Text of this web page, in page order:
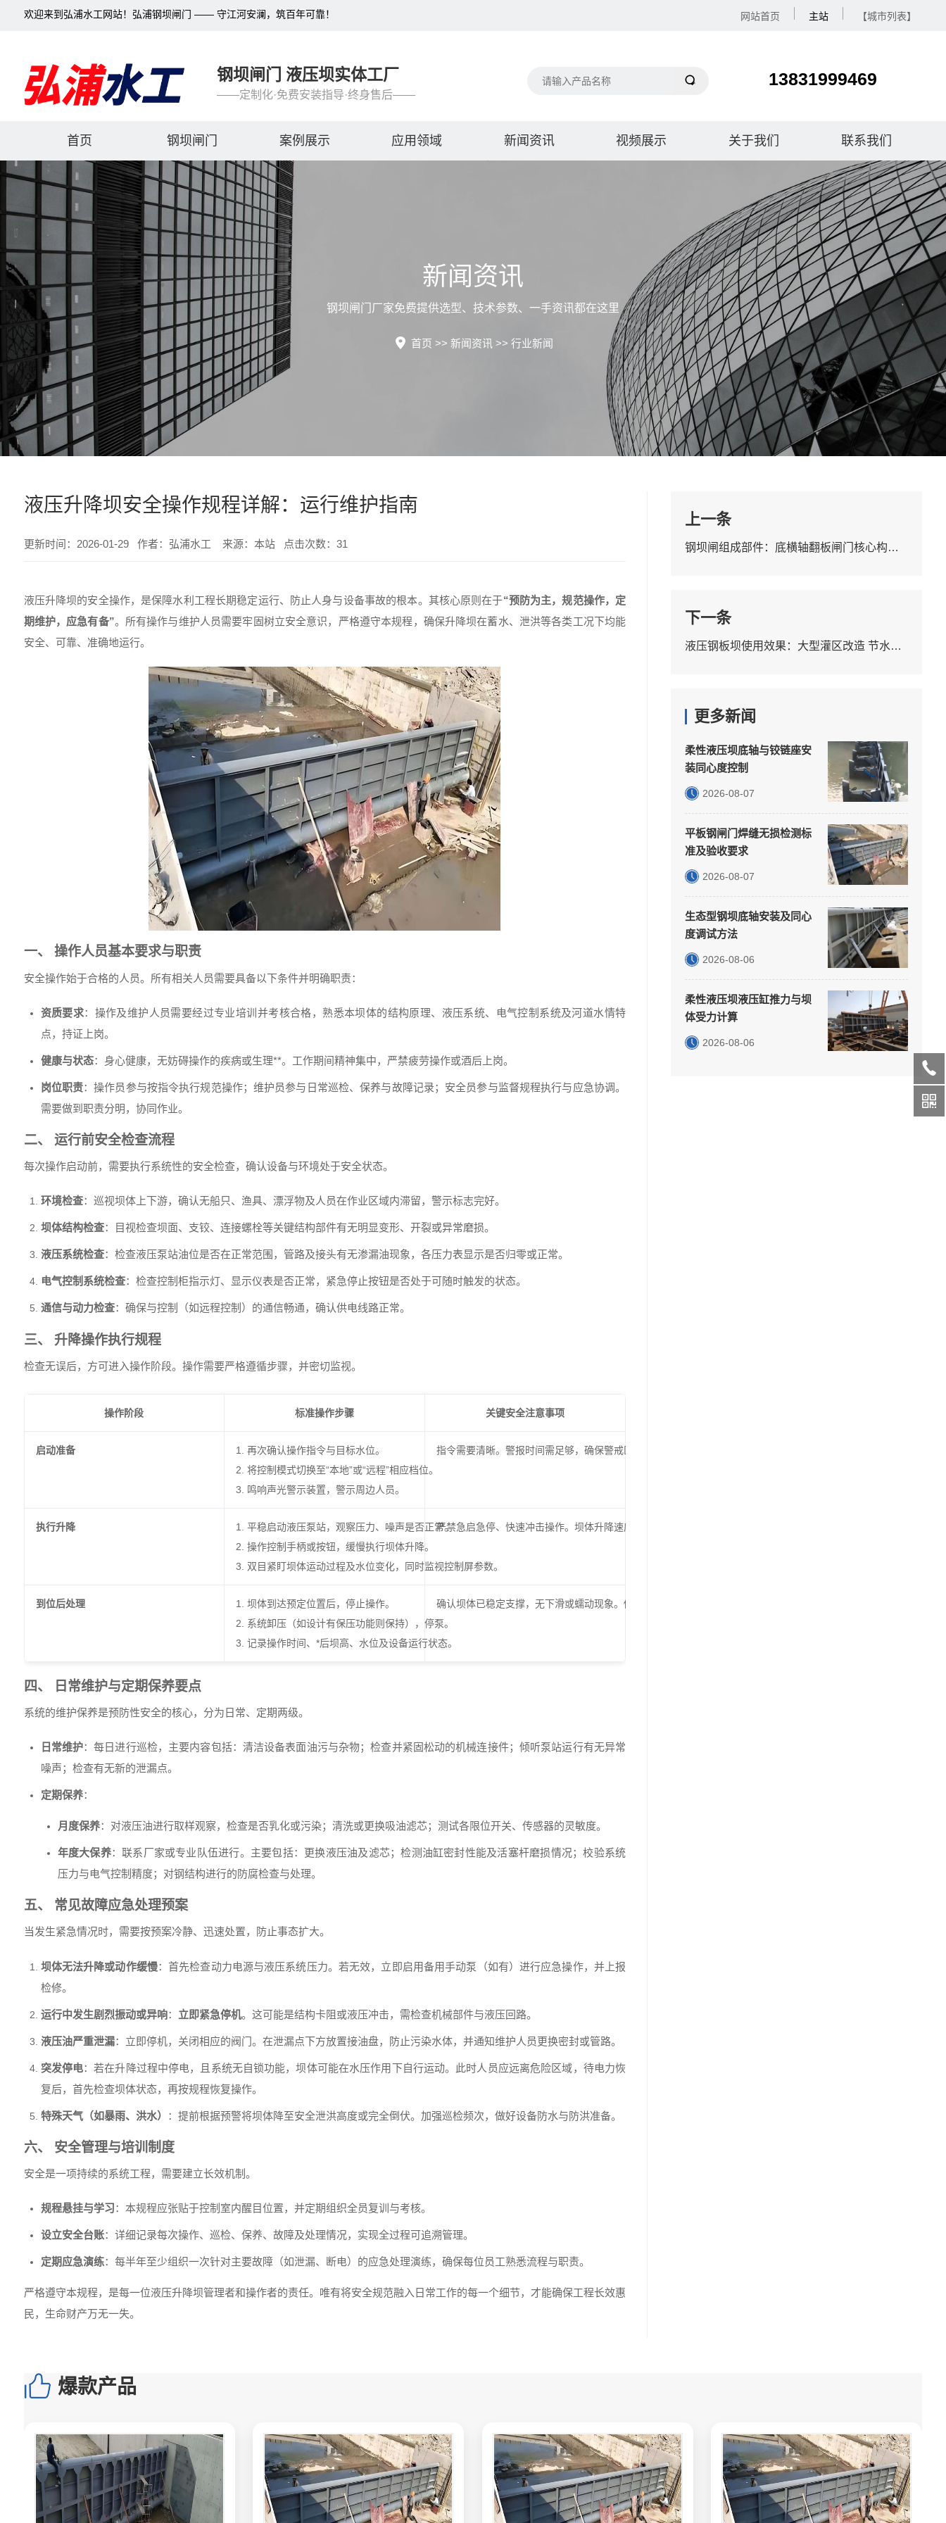
欢迎来到弘浦水工网站！弘浦钢坝闸门 —— 守江河安澜，筑百年可靠！ 网站首页 主站 【城市列表】
钢坝闸门 液压坝实体工厂
——定制化·免费安装指导·终身售后——
13831999469
首页 钢坝闸门 案例展示 应用领域 新闻资讯 视频展示 关于我们 联系我们
新闻资讯
钢坝闸门厂家免费提供选型、技术参数、一手资讯都在这里
首页 >> 新闻资讯 >> 行业新闻
液压升降坝安全操作规程详解：运行维护指南
更新时间：2026-01-29 作者：弘浦水工 来源：本站 点击次数：31
液压升降坝的安全操作，是保障水利工程长期稳定运行、防止人身与设备事故的根本。其核心原则在于“预防为主，规范操作，定
期维护，应急有备”。所有操作与维护人员需要牢固树立安全意识，严格遵守本规程，确保升降坝在蓄水、泄洪等各类工况下均能
安全、可靠、准确地运行。
一、 操作人员基本要求与职责
安全操作始于合格的人员。所有相关人员需要具备以下条件并明确职责：
资质要求：操作及维护人员需要经过专业培训并考核合格，熟悉本坝体的结构原理、液压系统、电气控制系统及河道水情特
点，持证上岗。
健康与状态：身心健康，无妨碍操作的疾病或生理**。工作期间精神集中，严禁疲劳操作或酒后上岗。
岗位职责：操作员参与按指令执行规范操作；维护员参与日常巡检、保养与故障记录；安全员参与监督规程执行与应急协调。
需要做到职责分明，协同作业。
二、 运行前安全检查流程
每次操作启动前，需要执行系统性的安全检查，确认设备与环境处于安全状态。
环境检查：巡视坝体上下游，确认无船只、渔具、漂浮物及人员在作业区域内滞留，警示标志完好。
坝体结构检查：目视检查坝面、支铰、连接螺栓等关键结构部件有无明显变形、开裂或异常磨损。
液压系统检查：检查液压泵站油位是否在正常范围，管路及接头有无渗漏油现象，各压力表显示是否归零或正常。
电气控制系统检查：检查控制柜指示灯、显示仪表是否正常，紧急停止按钮是否处于可随时触发的状态。
通信与动力检查：确保与控制（如远程控制）的通信畅通，确认供电线路正常。
三、 升降操作执行规程
检查无误后，方可进入操作阶段。操作需要严格遵循步骤，并密切监视。
操作阶段 标准操作步骤 关键安全注意事项
启动准备
1. 再次确认操作指令与目标水位。
2. 将控制模式切换至“本地”或“远程”相应档位。
3. 鸣响声光警示装置，警示周边人员。
指令需要清晰。警报时间需足够，确保警戒区内人员撤离。
执行升降
1. 平稳启动液压泵站，观察压力、噪声是否正常。
2. 操作控制手柄或按钮，缓慢执行坝体升降。
3. 双目紧盯坝体运动过程及水位变化，同时监视控制屏参数。
严禁急启急停、快速冲击操作。坝体升降速度应均匀平稳。发现异常振动、异响或参数超标，需要
到位后处理
1. 坝体到达预定位置后，停止操作。
2. 系统卸压（如设计有保压功能则保持），停泵。
3. 记录操作时间、*后坝高、水位及设备运行状态。
确认坝体已稳定支撑，无下滑或蠕动现象。做好运行日志，以备追溯。
四、 日常维护与定期保养要点
系统的维护保养是预防性安全的核心，分为日常、定期两级。
日常维护：每日进行巡检，主要内容包括：清洁设备表面油污与杂物；检查并紧固松动的机械连接件；倾听泵站运行有无异常
噪声；检查有无新的泄漏点。
定期保养：
月度保养：对液压油进行取样观察，检查是否乳化或污染；清洗或更换吸油滤芯；测试各限位开关、传感器的灵敏度。
年度大保养：联系厂家或专业队伍进行。主要包括：更换液压油及滤芯；检测油缸密封性能及活塞杆磨损情况；校验系统
压力与电气控制精度；对钢结构进行的防腐检查与处理。
五、 常见故障应急处理预案
当发生紧急情况时，需要按预案冷静、迅速处置，防止事态扩大。
坝体无法升降或动作缓慢：首先检查动力电源与液压系统压力。若无效，立即启用备用手动泵（如有）进行应急操作，并上报
检修。
运行中发生剧烈振动或异响： 立即紧急停机。这可能是结构卡阻或液压冲击，需检查机械部件与液压回路。
液压油严重泄漏：立即停机，关闭相应的阀门。在泄漏点下方放置接油盘，防止污染水体，并通知维护人员更换密封或管路。
突发停电：若在升降过程中停电，且系统无自锁功能，坝体可能在水压作用下自行运动。此时人员应远离危险区域，待电力恢
复后，首先检查坝体状态，再按规程恢复操作。
特殊天气（如暴雨、洪水） ：提前根据预警将坝体降至安全泄洪高度或完全倒伏。加强巡检频次，做好设备防水与防洪准备。
六、 安全管理与培训制度
安全是一项持续的系统工程，需要建立长效机制。
规程悬挂与学习：本规程应张贴于控制室内醒目位置，并定期组织全员复训与考核。
设立安全台账：详细记录每次操作、巡检、保养、故障及处理情况，实现全过程可追溯管理。
定期应急演练：每半年至少组织一次针对主要故障（如泄漏、断电）的应急处理演练，确保每位员工熟悉流程与职责。
严格遵守本规程，是每一位液压升降坝管理者和操作者的责任。唯有将安全规范融入日常工作的每一个细节，才能确保工程长效惠
民，生命财产万无一失。
上一条
钢坝闸组成部件：底横轴翻板闸门核心构造详解
下一条
液压钢板坝使用效果：大型灌区改造 节水案例
更多新闻
柔性液压坝底轴与铰链座安
装同心度控制
2026-08-07
平板钢闸门焊缝无损检测标
准及验收要求
2026-08-07
生态型钢坝底轴安装及同心
度调试方法
2026-08-06
柔性液压坝液压缸推力与坝
体受力计算
2026-08-06
爆款产品